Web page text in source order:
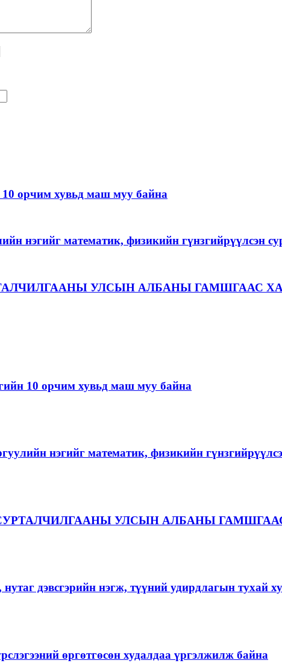
орчим хувьд маш муу байна
нэгийг математик, физикийн гүнзгийрүүлсэн
УЛСЫН АЛБАНЫ ГАМШГААС
10 орчим хувьд маш муу байна
нэгийг математик, физикийн
УЛСЫН АЛБАНЫ
дэвсгэрийн нэгж, түүний удирдлагын тухай
өргөтгөсөн худалдаа үргэлжилж байна